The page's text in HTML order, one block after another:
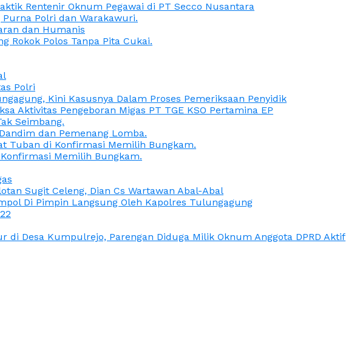
Rentenir Oknum Pegawai di PT Secco Nusantara
Polri dan Warakawuri.
dan Humanis
Rokok Polos Tanpa Pita Cukai.
Polri
Kini Kasusnya Dalam Proses Pemeriksaan Penyidik
Aktivitas Pengeboran Migas PT TGE KSO Pertamina EP
Seimbang.
dan Pemenang Lomba.
Tuban di Konfirmasi Memilih Bungkam.
Memilih Bungkam.
Sugit Celeng, Dian Cs Wartawan Abal-Abal
Di Pimpin Langsung Oleh Kapolres Tulungagung
di Desa Kumpulrejo, Parengan Diduga Milik Oknum Anggota DPRD Aktif